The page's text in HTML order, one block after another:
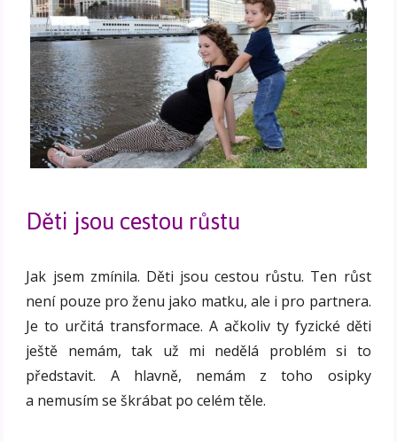
Děti jsou cestou růstu
Jak jsem zmínila. Děti jsou cestou růstu. Ten růst
není pouze pro ženu jako matku, ale i pro partnera.
Je to určitá transformace. A ačkoliv ty fyzické děti
ještě nemám, tak už mi nedělá problém si to
představit. A hlavně, nemám z toho osipky
a nemusím se škrábat po celém těle.